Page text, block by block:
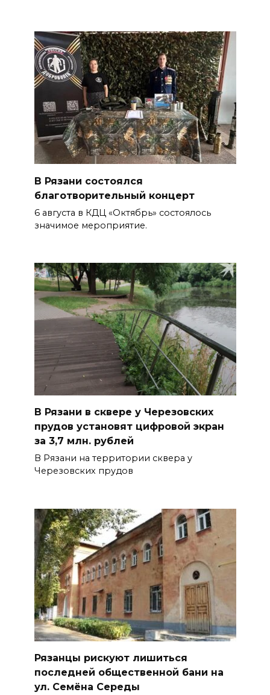
В Рязани состоялся
благотворительный концерт
6 августа в КДЦ «Октябрь» состоялось
значимое мероприятие.
В Рязани в сквере у Черезовских
прудов установят цифровой экран
за 3,7 млн. рублей
В Рязани на территории сквера у
Черезовских прудов
Рязанцы рискуют лишиться
последней общественной бани на
ул. Семёна Середы